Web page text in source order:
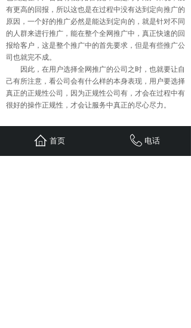
有更高的回报，所以这也是在过程中没有达到定向推广的
原因，一个好的推广必然是能达到定向的，就是针对不同
的人群来进行推广，能在整个全网推广中，真正快速的回
报给客户，这是整个推广中的首先要求，但是有些推广公
司也就完不成。
因此，在用户选择全网推广的公司之时，也就要让自
己有所注意，看公司会有什么样的本身表现，用户要选择
真正的正规性公司，因为正规性公司有，才会在过程中有
很好的操作正规性，才会让服务中真正的尽心尽力。
上一篇： 做好软文营销必须兼具......
下一篇： 软文营销对企业品牌宣......
首页 电话